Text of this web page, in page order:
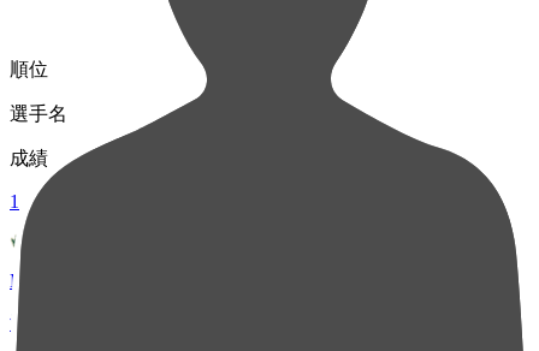
順位
選手名
成績
1
MF 8
澤崎 凌大